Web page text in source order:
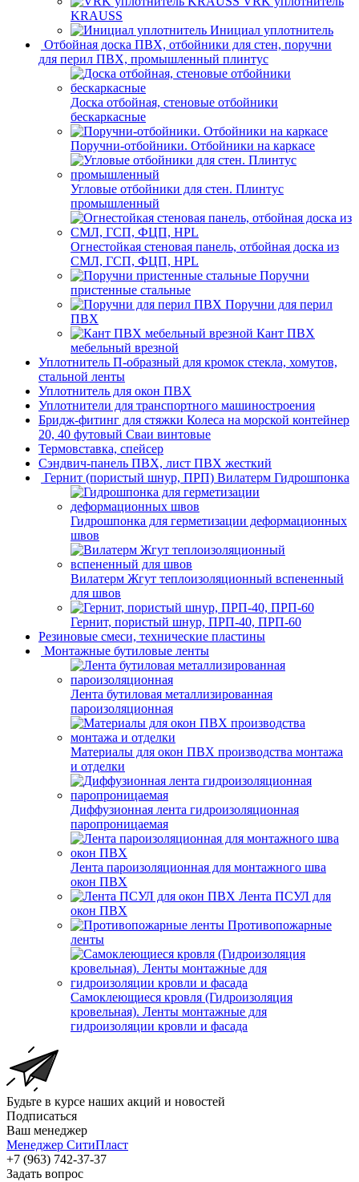
KRAUSS
Инициал уплотнитель
Отбойная доска ПВХ, отбойники для стен, поручни
для перил ПВХ, промышленный плинтус
Доска отбойная, стеновые отбойники
бескаркасные
Поручни-отбойники. Отбойники на каркасе
Угловые отбойники для стен. Плинтус
промышленный
Огнестойкая стеновая панель, отбойная доска из
СМЛ, ГСП, ФЦП, HPL
Поручни
пристенные стальные
Поручни для перил
ПВХ
Кант ПВХ
мебельный врезной
Уплотнитель П-образный для кромок стекла, хомутов,
стальной ленты
Уплотнитель для окон ПВХ
Уплотнители для транспортного машиностроения
Бридж-фитинг для стяжки Колеса на морской контейнер
20, 40 футовый Сваи винтовые
Термовставка, спейсер
Сэндвич-панель ПВХ, лист ПВХ жесткий
Гернит (пористый шнур, ПРП) Вилатерм Гидрошпонка
Гидрошпонка для герметизации деформационных
швов
Вилатерм Жгут теплоизоляционный вспененный
для швов
Гернит, пористый шнур, ПРП-40, ПРП-60
Резиновые смеси, технические пластины
Монтажные бутиловые ленты
Лента бутиловая металлизированная
пароизоляционная
Материалы для окон ПВХ производства монтажа
и отделки
Диффузионная лента гидроизоляционная
паропроницаемая
Лента пароизоляционная для монтажного шва
окон ПВХ
Лента ПСУЛ для
окон ПВХ
Противопожарные
ленты
Самоклеющиеся кровля (Гидроизоляция
кровельная). Ленты монтажные для
гидроизоляции кровли и фасада
Будьте в курсе наших акций и новостей
Подписаться
Ваш менеджер
Менеджер СитиПласт
+7 (963) 742-37-37
Задать вопрос